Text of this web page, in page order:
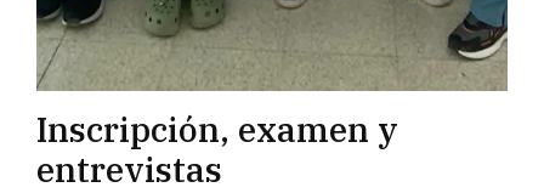
Inscripción, examen y
entrevistas